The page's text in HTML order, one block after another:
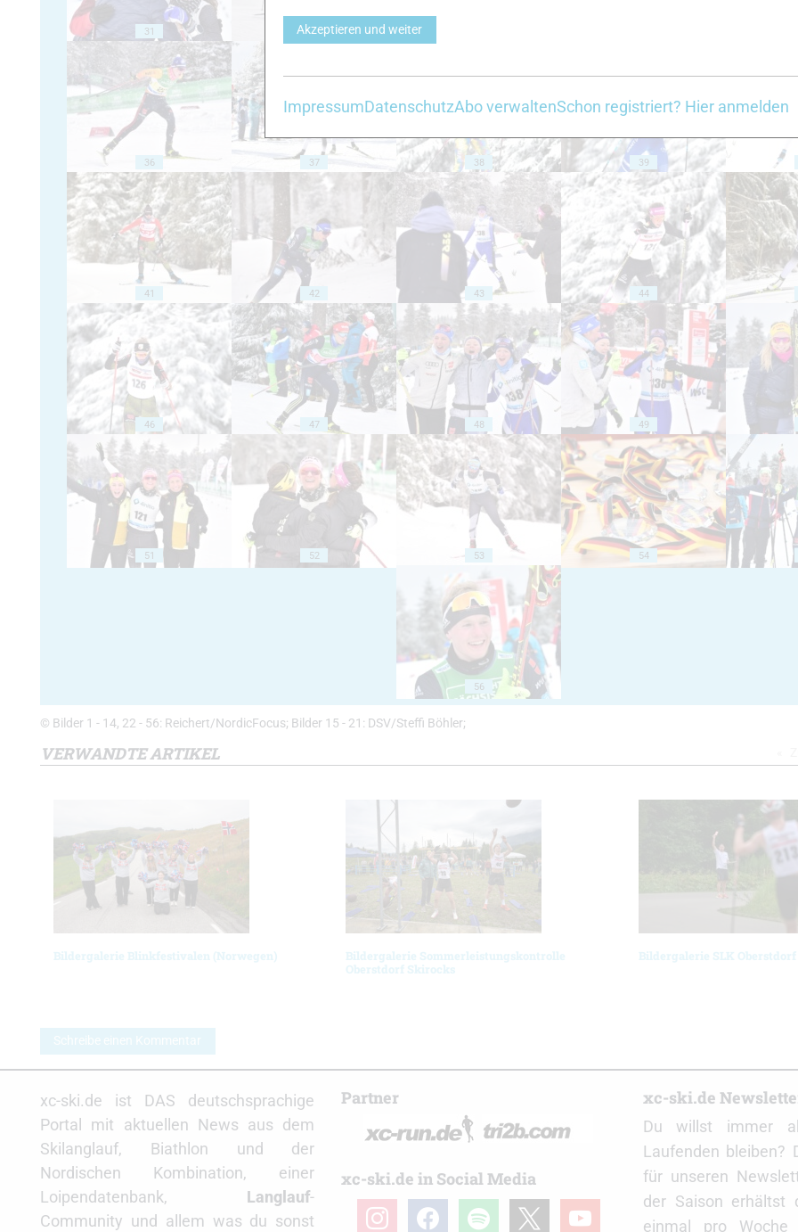
31 32
36 37 38 39
41 42 43 44
46 47 48 49
51 52 53 54
56
© Bilder 1 - 14, 22 - 56: Reichert/NordicFocus; Bilder 15 - 21: DSV/Steffi Böhler;
VERWANDTE ARTIKEL
Bildergalerie Blinkfestivalen (Norwegen)
Bildergalerie Sommerleistungskontrolle
Oberstdorf Skirocks
Bildergalerie SLK
Schreibe einen Kommentar
xc-ski.de ist DAS deutschsprachige
Portal mit aktuellen News aus dem
Skilanglauf, Biathlon und der
Nordischen Kombination, einer
Loipendatenbank, Langlauf-
Community und allem was du sonst
Partner
xc-ski.de in Social Media
instagramfacebookspotify youtube
xc-ski.de
Du willst immer
Laufenden bleiben?
für unseren
der Saison erhältst
einmal pro Woche
Akzeptieren und weiter
ImpressumDatenschutzAbo verwaltenSchon registriert? Hier anmelden